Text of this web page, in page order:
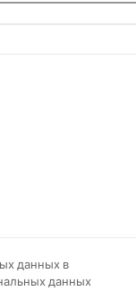
данных в
данных